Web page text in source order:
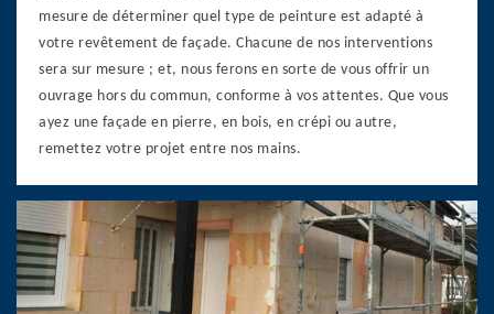
mesure de déterminer quel type de peinture est adapté à
votre revêtement de façade. Chacune de nos interventions
sera sur mesure ; et, nous ferons en sorte de vous offrir un
ouvrage hors du commun, conforme à vos attentes. Que vous
ayez une façade en pierre, en bois, en crépi ou autre,
remettez votre projet entre nos mains.